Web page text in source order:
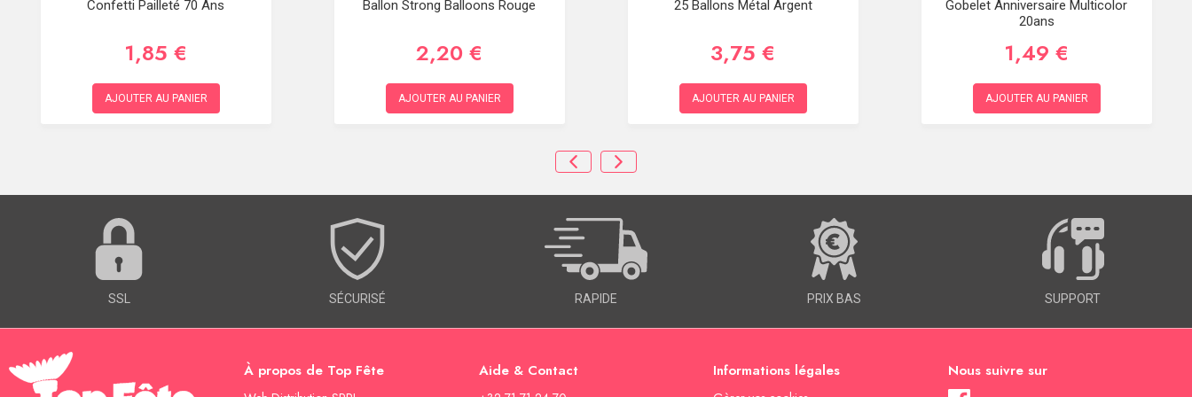
Confetti Pailleté 70 Ans
1,85 €
AJOUTER AU PANIER
Ballon Strong Balloons Rouge
2,20 €
AJOUTER AU PANIER
25 Ballons Métal Argent
3,75 €
AJOUTER AU PANIER
Gobelet Anniversaire Multicolor
20ans
1,49 €
AJOUTER AU PANIER
SSL SÉCURISÉ RAPIDE PRIX BAS SUPPORT
À propos de Top Fête Aide & Contact Informations légales Nous suivre sur